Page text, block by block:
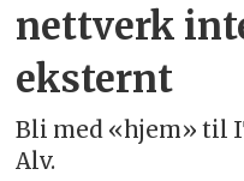
nettverk
eksternt
Bli med «hjem» til
Alv.